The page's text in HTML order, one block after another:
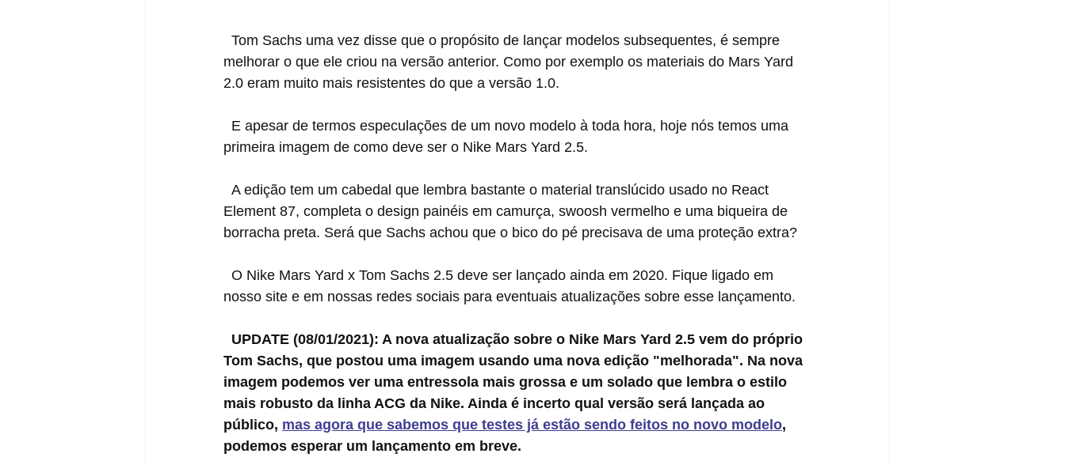
melhorar o que ele criou na versão anterior. Como por exemplo os materiais do Mars Yard
2.0 eram muito mais resistentes do que a versão 1.0.
primeira imagem de como deve ser o Nike Mars Yard 2.5.
Element 87, completa o design painéis em camurça, swoosh vermelho e uma biqueira de
borracha preta. Será que Sachs achou que o bico do pé precisava de uma proteção extra?
nosso site e em nossas redes sociais para eventuais atualizações sobre esse lançamento.
UPDATE (08/01/2021): A nova atualização sobre o Nike Mars Yard 2.5 vem do próprio
Tom Sachs, que postou uma imagem usando uma nova edição "melhorada". Na nova
imagem podemos ver uma entressola mais grossa e um solado que lembra o estilo
mais robusto da linha ACG da Nike. Ainda é incerto qual versão será lançada ao
público, mas agora que sabemos que testes já estão sendo feitos no novo modelo,
podemos esperar um lançamento em breve.